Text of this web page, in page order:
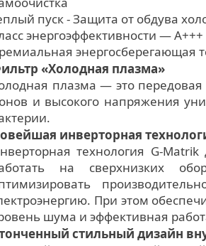
пуск - Защита от обдува
энергоэффективности — А+++
энергосберегающая
«Холодная плазма»
плазма — это передовая
и высокого напряжения
инверторная
технология G-
на сверхнизких
При этом
шума и эффективная
стильный дизайн